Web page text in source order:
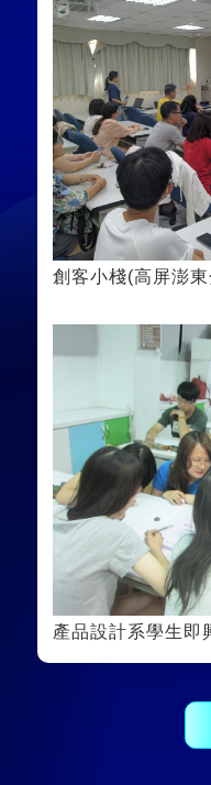
創客小棧(高屏澎
產品設計系學生即